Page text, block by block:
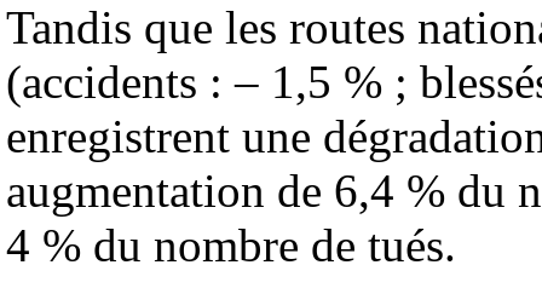
Tandis que les routes
(accidents : – 1,5 % ;
enregistrent une
augmentation de 6,4 % du
4 % du nombre de tués.